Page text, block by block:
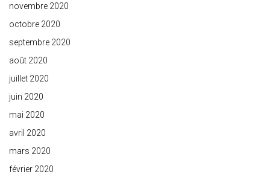
novembre 2020
octobre 2020
septembre 2020
août 2020
juillet 2020
juin 2020
mai 2020
avril 2020
mars 2020
février 2020